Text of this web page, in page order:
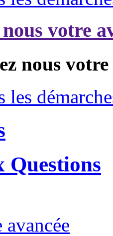
votre
nous
les
Questions
avancée